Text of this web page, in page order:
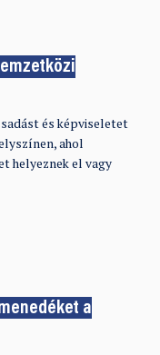
és képviseletet
ahol
helyeznek el vagy
a